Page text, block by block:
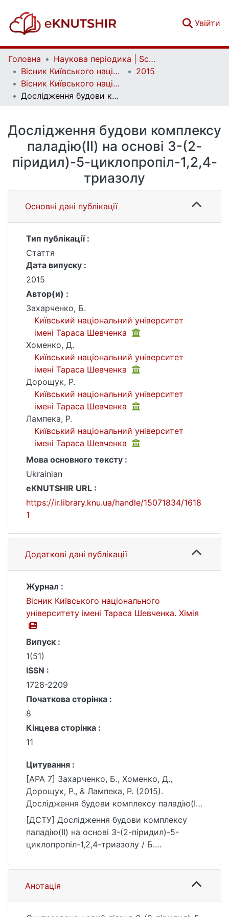
Увійти
Головна
Наукова періодика | Scientific periodicals
Вісник Київського національного університету імені Тараса Шевченка. Хімія | Bulletin of Taras Shevchenko National University of Kyiv. Chemistry
2015
Вісник Київського національного університету імені Тараса Шевченка. Хімія. Вип. 1(51)
Дослідження будови комплексу паладію(II) на основі 3-(2-піридил)-5-циклопропіл-1,2,4-триазолу
Дослідження будови комплексу
паладію(II) на основі 3-(2-
піридил)-5-циклопропіл-1,2,4-
триазолу
Основні дані публікації
Тип публікації :
Стаття
Дата випуску :
2015
Автор(и) :
Захарченко, Б.
Київський національний університет
імені Тараса Шевченка
Хоменко, Д.
Київський національний університет
імені Тараса Шевченка
Дорощук, Р.
Київський національний університет
імені Тараса Шевченка
Лампека, Р.
Київський національний університет
імені Тараса Шевченка
Мова основного тексту :
Ukrainian
eKNUTSHIR URL :
https://ir.library.knu.ua/handle/15071834/1618
1
Додаткові дані публікації
Журнал :
Вісник Київського національного
університету імені Тараса Шевченка. Хімія
Випуск :
1(51)
ISSN :
1728-2209
Початкова сторінка :
8
Кінцева сторінка :
11
Цитування :
[APA 7] Захарченко, Б., Хоменко, Д.,
Дорощук, Р., & Лампека, Р. (2015).
Дослідження будови комплексу паладію(II)
на основі 3-(2-піридил)-5-
циклопропіл-1,2,4-триазолу. Вісник
Київського національного університету
імені Тараса Шевченка. Хімія, (1(51)), 8–11.
https://ir.library.knu.ua/handle/15071834/1618
[ДСТУ] Дослідження будови комплексу
паладію(II) на основі 3-(2-піридил)-5-
циклопропіл-1,2,4-триазолу / Б.
національного університету імені Тараса
Шевченка. Хімія. 2015. № 1(51). С. 8—11.
Анотація